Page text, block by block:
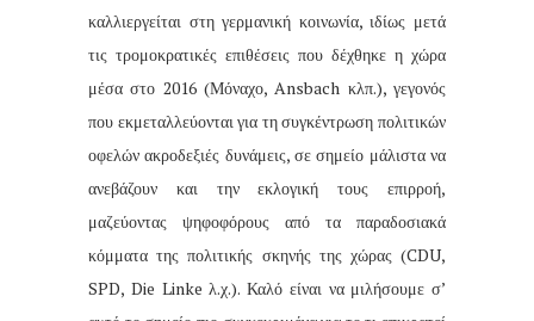
καλλιεργείται στη γερμανική κοινωνία, ιδίως μετά
τις τρομοκρατικές επιθέσεις που δέχθηκε η χώρα
μέσα στο 2016 (Μόναχο, Ansbach κλπ.), γεγονός
που εκμεταλλεύονται για τη συγκέντρωση πολιτικών
οφελών ακροδεξιές δυνάμεις, σε σημείο μάλιστα να
ανεβάζουν και την εκλογική τους επιρροή,
μαζεύοντας ψηφοφόρους από τα παραδοσιακά
κόμματα της πολιτικής σκηνής της χώρας (CDU,
SPD, Die Linke λ.χ.). Καλό είναι να μιλήσουμε σ’